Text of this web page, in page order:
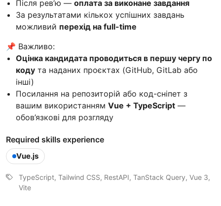
Після рев’ю — оплата за виконане завдання
За результатами кількох успішних завдань
можливий перехід на full-time
📌 Важливо:
Оцінка кандидата проводиться в першу чергу по
коду та наданих проєктах (GitHub, GitLab або
інші)
Посилання на репозиторій або код-сніпет з
вашим використанням Vue + TypeScript —
обов’язкові для розгляду
Required skills experience
Vue.js
TypeScript, Tailwind CSS, RestAPI, TanStack Query, Vue 3,
Vite